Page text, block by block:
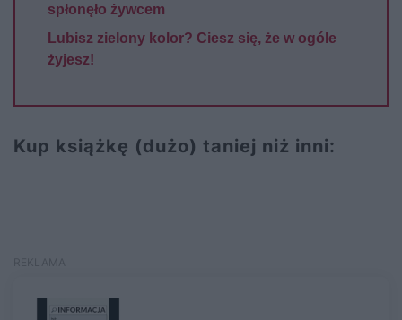
spłonęło żywcem
Lubisz zielony kolor? Ciesz się, że w ogóle
żyjesz!
Kup książkę (dużo) taniej niż inni: